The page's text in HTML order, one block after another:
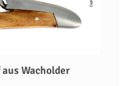
Wacholder